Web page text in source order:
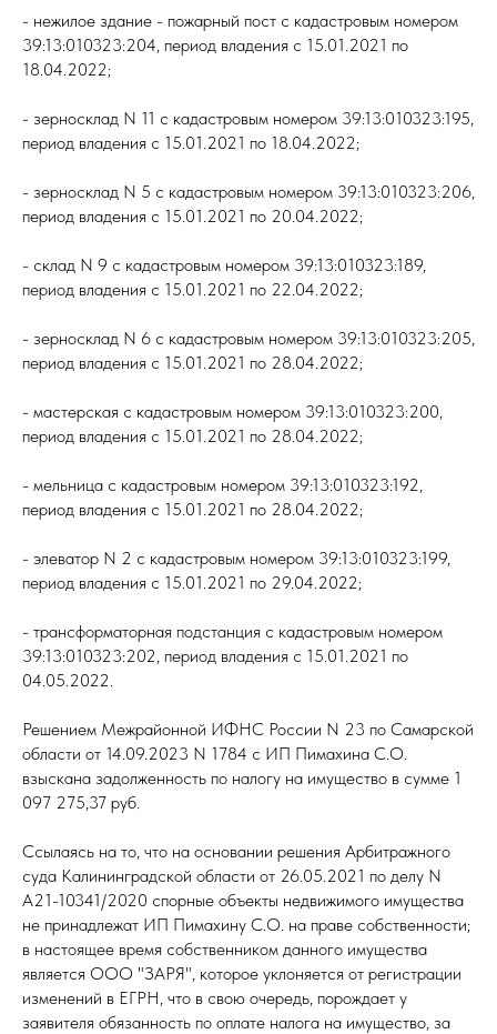
- нежилое здание - пожарный пост с кадастровым номером
39:13:010323:204, период владения с 15.01.2021 по
18.04.2022;
- зерносклад N 11 с кадастровым номером 39:13:010323:195,
период владения с 15.01.2021 по 18.04.2022;
- зерносклад N 5 с кадастровым номером 39:13:010323:206,
период владения с 15.01.2021 по 20.04.2022;
- склад N 9 с кадастровым номером 39:13:010323:189,
период владения с 15.01.2021 по 22.04.2022;
- зерносклад N 6 с кадастровым номером 39:13:010323:205,
период владения с 15.01.2021 по 28.04.2022;
- мастерская с кадастровым номером 39:13:010323:200,
период владения с 15.01.2021 по 28.04.2022;
- мельница с кадастровым номером 39:13:010323:192,
период владения с 15.01.2021 по 28.04.2022;
- элеватор N 2 с кадастровым номером 39:13:010323:199,
период владения с 15.01.2021 по 29.04.2022;
- трансформаторная подстанция с кадастровым номером
39:13:010323:202, период владения с 15.01.2021 по
04.05.2022.
Решением Межрайонной ИФНС России N 23 по Самарской
области от 14.09.2023 N 1784 с ИП Пимахина С.О.
взыскана задолженность по налогу на имущество в сумме 1
097 275,37 руб.
Ссылаясь на то, что на основании решения Арбитражного
суда Калининградской области от 26.05.2021 по делу N
А21-10341/2020 спорные объекты недвижимого имущества
не принадлежат ИП Пимахину С.О. на праве собственности;
в настоящее время собственником данного имущества
является ООО "ЗАРЯ", которое уклоняется от регистрации
изменений в ЕГРН, что в свою очередь, порождает у
заявителя обязанность по оплате налога на имущество, за